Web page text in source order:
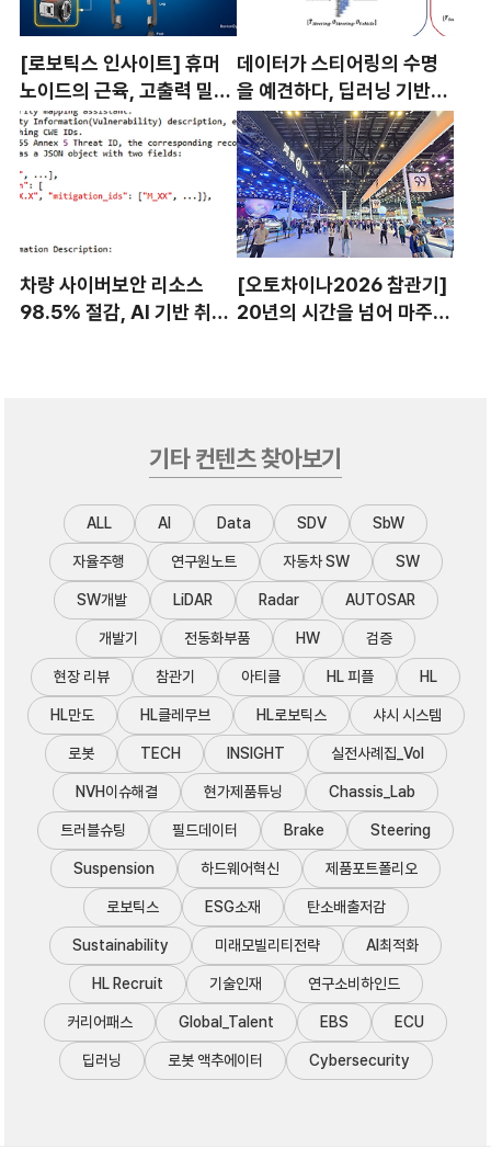
[로보틱스 인사이트] 휴머
노이드의 근육, 고출력 밀도
액추에이터 기술의 진화와
과제 : ① 모터 편
데이터가 스티어링의 수명
을 예견하다, 딥러닝 기반
EPS 고장 예지 기술의 완성
차량 사이버보안 리소스
98.5% 절감, AI 기반 취약
[오토차이나2026 참관기]
20년의 시간을 넘어 마주한
기타 컨텐츠 찾아보기
ALL AI Data SDV SbW
자율주행 연구원노트 자동차 SW SW
SW개발 LiDAR Radar AUTOSAR
개발기 전동화부품 HW 검증
현장 리뷰 참관기 아티클 HL 피플 HL
HL만도 HL클레무브 HL로보틱스 샤시 시스템
로봇 TECH INSIGHT 실전사례집_Vol
NVH이슈해결 현가제품튜닝 Chassis_Lab
트러블슈팅 필드데이터 Brake Steering
Suspension 하드웨어혁신 제품포트폴리오
로보틱스 ESG소재 탄소배출저감
Sustainability 미래모빌리티전략 AI최적화
HL Recruit 기술인재 연구소비하인드
커리어패스 Global_Talent EBS ECU
딥러닝 로봇 액추에이터 Cybersecurity